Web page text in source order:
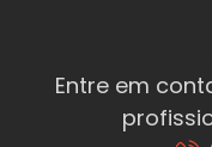
Entre em